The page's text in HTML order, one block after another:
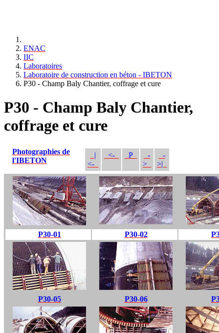
ENAC
IIC
Laboratoires
Laboratoire de construction en béton - IBETON
P30 - Champ Baly Chantier, coffrage et cure
P30 - Champ Baly Chantier,
coffrage et cure
Photographies de
l'IBETON
|
<-
<- P
-
>
-
>|
P30-01 P30-02
P30-05 P30-06